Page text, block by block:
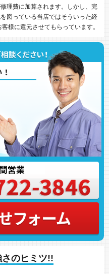
理費に加算されます。しかし、完
図っている当店ではそういった経
様に還元させてもらっています。
のヒミツ!!